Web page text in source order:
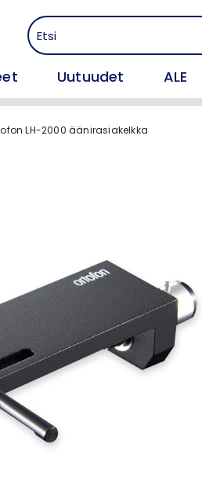
Uutuudet ALE
LH-2000 äänirasiakelkka